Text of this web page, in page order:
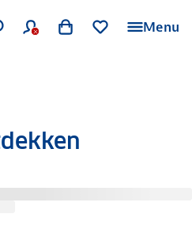
Menu